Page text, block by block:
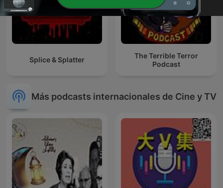
Splice & Splatter
The Terrible Terror
Podcast
Más podcasts internacionales de Cine y TV